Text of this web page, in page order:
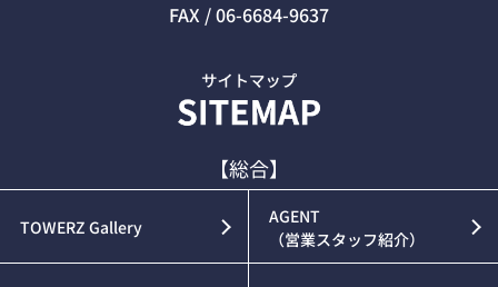
FAX / 06-6684-9637
【総合】
TOWERZ Gallery
AGENT
（営業スタッフ紹介）